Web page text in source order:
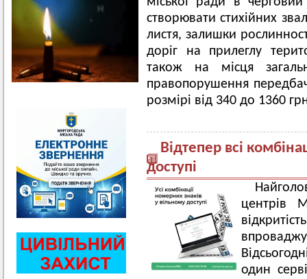
створювати стихійних
листя, залишки
доріг на прилеглу
також на місця
правопорушення
розмірі від 340 до 1360
Відтепер всі
доступі
центрів
один